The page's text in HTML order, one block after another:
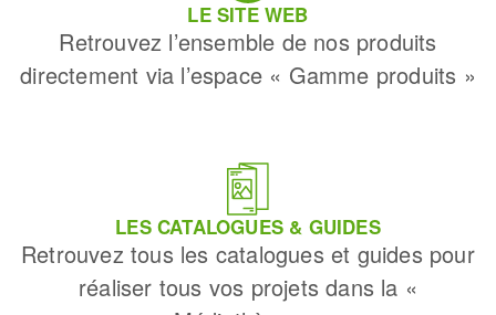
LE SITE WEB
Retrouvez l’ensemble de nos produits
directement via l’espace « Gamme produits »
LES CATALOGUES & GUIDES
Retrouvez tous les catalogues et guides pour
réaliser tous vos projets dans la «